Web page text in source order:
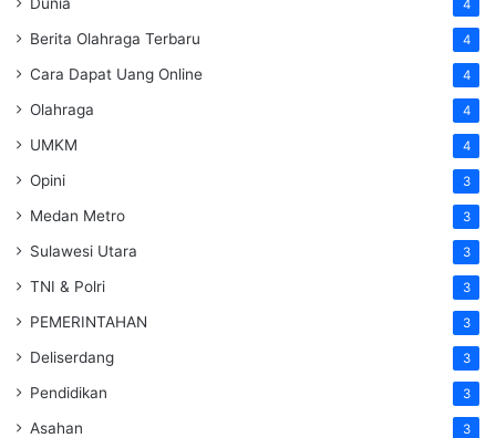
4
Berita Olahraga Terbaru 4
Cara Dapat Uang Online 4
Olahraga 4
UMKM 4
Opini 3
Medan Metro 3
Sulawesi Utara 3
TNI & Polri 3
PEMERINTAHAN 3
Deliserdang 3
Pendidikan 3
Asahan 3